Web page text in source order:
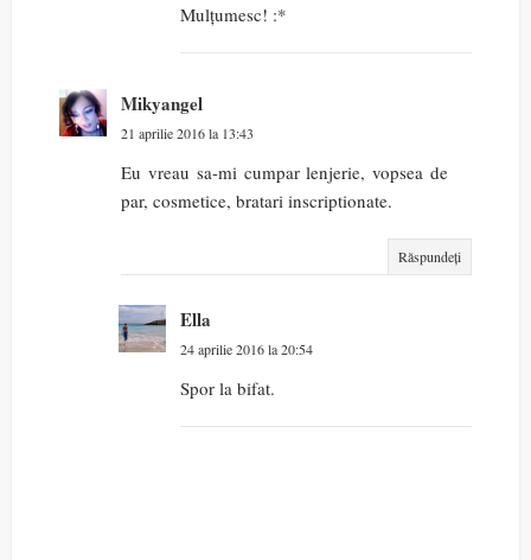
Mulțumesc! :*
Mikyangel
21 aprilie 2016 la 13:43
Eu vreau sa-mi cumpar lenjerie, vopsea de
par, cosmetice, bratari inscriptionate.
Răspundeți
Ella
24 aprilie 2016 la 20:54
Spor la bifat.